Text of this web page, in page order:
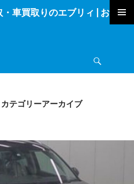
・車買取りのエブリィ | お電話
テゴリーアーカイブ